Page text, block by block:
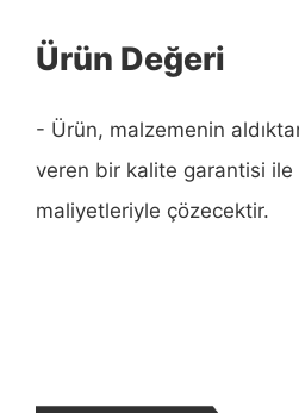
Ürün Değeri
- Ürün, malzemenin
veren bir kalite garantisi
maliyetleriyle çözecektir.